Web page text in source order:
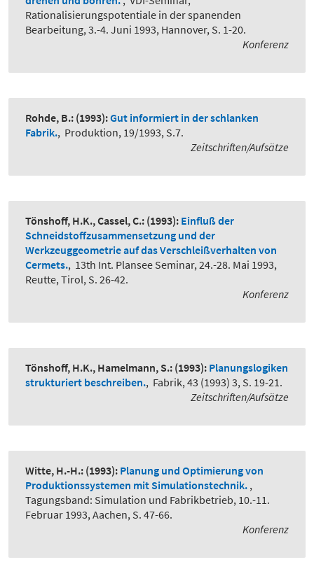
Rationalisierungspotentiale in der spanenden
Bearbeitung, 3.-4. Juni 1993, Hannover, S. 1-20.
Konferenz
Rohde, B.: (1993):Gut informiert in der schlanken
Fabrik., Produktion, 19/1993, S.7.
Zeitschriften/Aufsätze
Tönshoff, H.K., Cassel, C.: (1993): Einfluß der
Schneidstoffzusammensetzung und der
Werkzeuggeometrie auf das Verschleißverhalten von
Cermets., 13th Int. Plansee Seminar, 24.-28. Mai 1993,
Reutte, Tirol, S. 26-42.
Konferenz
Tönshoff, H.K., Hamelmann, S.: (1993): Planungslogiken
strukturiert beschreiben., Fabrik, 43 (1993) 3, S. 19-21.
Zeitschriften/Aufsätze
Witte, H.-H.: (1993): Planung und Optimierung von
Produktionssystemen mit Simulationstechnik. ,
Tagungsband: Simulation und Fabrikbetrieb, 10.-11.
Februar 1993, Aachen, S. 47-66.
Konferenz